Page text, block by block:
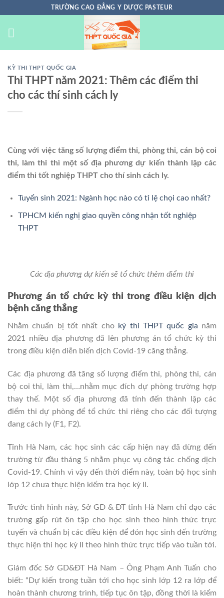
nội
TRƯỜNG CAO ĐẲNG Y DƯỢC PASTEUR
KỲ THI THPT QUỐC GIA
Thi THPT năm 2021: Thêm các điểm thi
cho các thí sinh cách ly
Cùng với việc tăng số lượng điểm thi, phòng thi, cán bộ coi
thi, làm thi thì một số địa phương dự kiến thành lập các
điểm thi tốt nghiệp THPT cho thí sinh cách ly.
Tuyển sinh 2021: Ngành học nào có tỉ lệ chọi cao nhất?
TPHCM kiến nghị giao quyền công nhận tốt nghiệp
THPT
Các địa phương dự kiến sẽ tổ chức thêm điểm thi
Phương án tổ chức kỳ thi trong điều kiện dịch
bệnh căng thẳng
Nhằm chuẩn bị tốt nhất cho kỳ thi THPT quốc gia năm
2021 nhiều địa phương đã lên phương án tổ chức kỳ thi
trong điều kiện diễn biến dịch Covid-19 căng thẳng.
Các địa phương đã tăng số lượng điểm thi, phòng thi, cán
bộ coi thi, làm thi,…nhằm mục đích dự phòng trường hợp
thay thế. Một số địa phương đã tính đến thành lập các
điểm thi dự phòng để tổ chức thi riêng cho các đối tượng
đang cách ly (F1, F2).
Tỉnh Hà Nam, các học sinh các cấp hiện nay đã dừng đến
trường từ đầu tháng 5 nhằm phục vụ công tác chống dịch
Covid-19. Chính vì vậy đến thời điểm này, toàn bộ học sinh
lớp 12 chưa thực hiện kiểm tra học kỳ II.
Trước tình hình này, Sở GD & ĐT tỉnh Hà Nam chỉ đạo các
trường gấp rút ôn tập cho học sinh theo hình thức trực
tuyến và chuẩn bị các điều kiện để đón học sinh đến trường
thực hiện thi học kỳ II theo hình thức trực tiếp vào tuần tới.
Giám đốc Sở GD&ĐT Hà Nam –Ông Phạm Anh Tuấn cho
biết: “Dự kiến trong tuần tới cho học sinh lớp 12 ra lớp để
hoàn thành chương trình, tiếp tục ôn tập, đồng thời là kiểm